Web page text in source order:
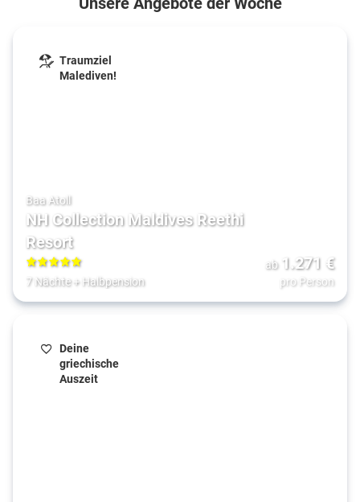
Traumziel
Malediven!
Baa Atoll
NH Collection Maldives Reethi
Resort
5
7 Nächte+ Halbpension
ab 1.271 €
pro Person
Deine
griechische
Auszeit